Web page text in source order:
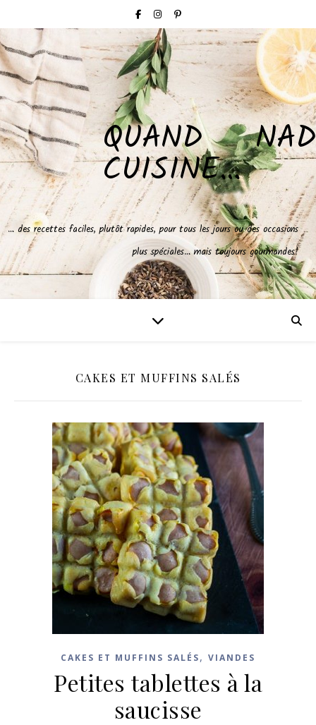
QUAND NAD
CUISINE…
… des recettes faciles, plutôt rapides, pour tous les jours ou des occasions
plus spéciales… mais toujours gourmandes!
CAKES ET MUFFINS SALÉS
CAKES ET MUFFINS SALÉS, VIANDES
Petites tablettes à la
saucisse